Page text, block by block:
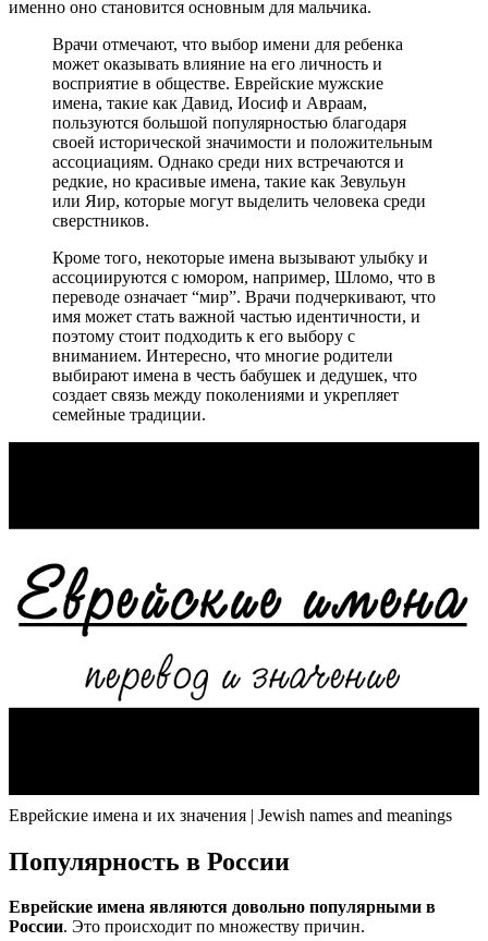
именно оно становится основным для мальчика.
Врачи отмечают, что выбор имени для ребенка
может оказывать влияние на его личность и
восприятие в обществе. Еврейские мужские
имена, такие как Давид, Иосиф и Авраам,
пользуются большой популярностью благодаря
своей исторической значимости и положительным
ассоциациям. Однако среди них встречаются и
редкие, но красивые имена, такие как Зевульун
или Яир, которые могут выделить человека среди
сверстников.
Кроме того, некоторые имена вызывают улыбку и
ассоциируются с юмором, например, Шломо, что в
переводе означает “мир”. Врачи подчеркивают, что
имя может стать важной частью идентичности, и
поэтому стоит подходить к его выбору с
вниманием. Интересно, что многие родители
выбирают имена в честь бабушек и дедушек, что
создает связь между поколениями и укрепляет
семейные традиции.
Еврейские имена и их значения | Jewish names and meanings
Популярность в России
Еврейские имена являются довольно популярными в
России. Это происходит по множеству причин.